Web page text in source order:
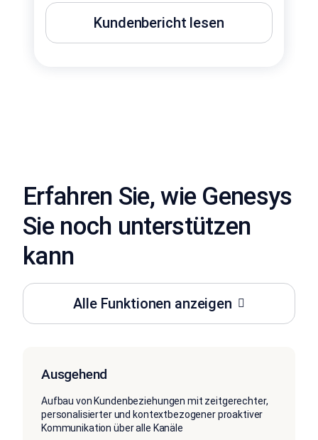
Kundenbericht lesen
Erfahren Sie, wie Genesys
Sie noch unterstützen
kann
Alle Funktionen anzeigen
Ausgehend
Aufbau von Kundenbeziehungen mit zeitgerechter,
personalisierter und kontextbezogener proaktiver
Kommunikation über alle Kanäle